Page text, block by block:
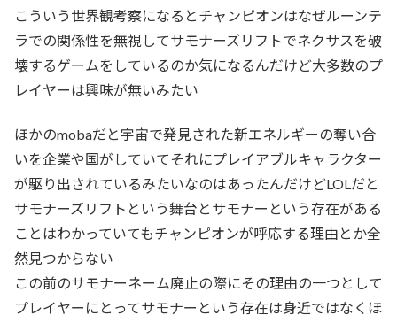
こういう世界観考察になるとチャンピオンはなぜルーンテ
ラでの関係性を無視してサモナーズリフトでネクサスを破
壊するゲームをしているのか気になるんだけど大多数のプ
レイヤーは興味が無いみたい
ほかのmobaだと宇宙で発見された新エネルギーの奪い合
いを企業や国がしていてそれにプレイアブルキャラクター
が駆り出されているみたいなのはあったんだけどLOLだと
サモナーズリフトという舞台とサモナーという存在がある
ことはわかっていてもチャンピオンが呼応する理由とか全
然見つからない
この前のサモナーネーム廃止の際にその理由の一つとして
プレイヤーにとってサモナーという存在は身近ではなくほ